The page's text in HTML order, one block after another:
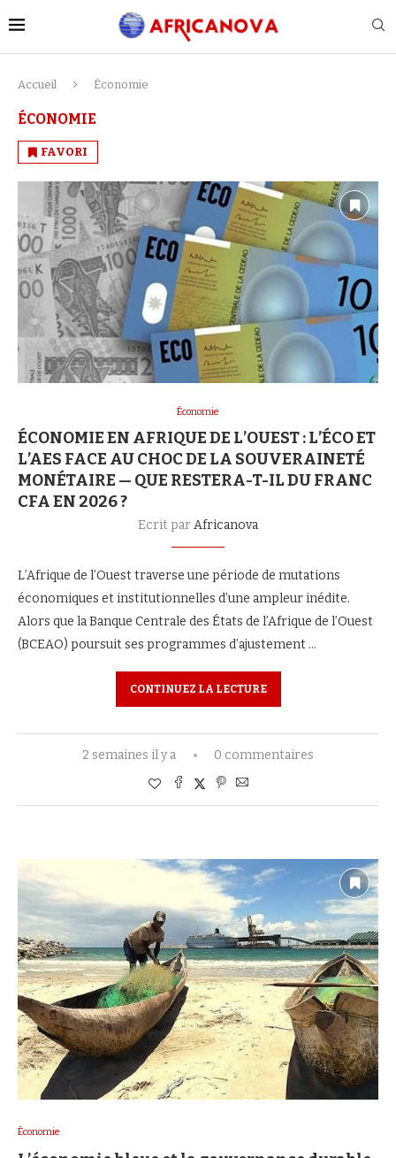
Accueil Économie
ÉCONOMIE
FAVORI
Économie
ÉCONOMIE EN AFRIQUE DE L’OUEST : L’ÉCO ET
L’AES FACE AU CHOC DE LA SOUVERAINETÉ
MONÉTAIRE — QUE RESTERA-T-IL DU FRANC
CFA EN 2026 ?
Ecrit parAfricanova
L’Afrique de l’Ouest traverse une période de mutations
économiques et institutionnelles d’une ampleur inédite.
Alors que la Banque Centrale des États de l’Afrique de l’Ouest
(BCEAO) poursuit ses programmes d’ajustement …
CONTINUEZ LA LECTURE
2 semaines il y a 0 commentaires
Économie